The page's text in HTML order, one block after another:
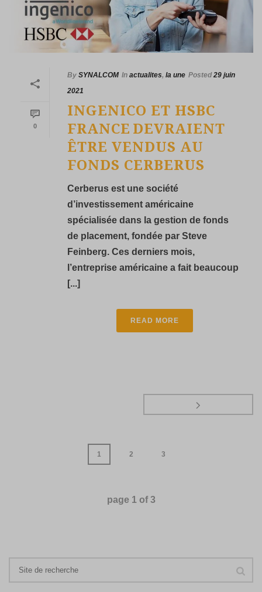
0
By SYNALCOM In actualites, la une Posted 29 juin
2021
INGENICO ET HSBC
FRANCE DEVRAIENT
ÊTRE VENDUS AU
FONDS CERBERUS
Cerberus est une société
d’investissement américaine
spécialisée dans la gestion de fonds
de placement, fondée par Steve
Feinberg. Ces derniers mois,
l’entreprise américaine a fait beaucoup
[...]
READ MORE
1 2 3
page 1 of3